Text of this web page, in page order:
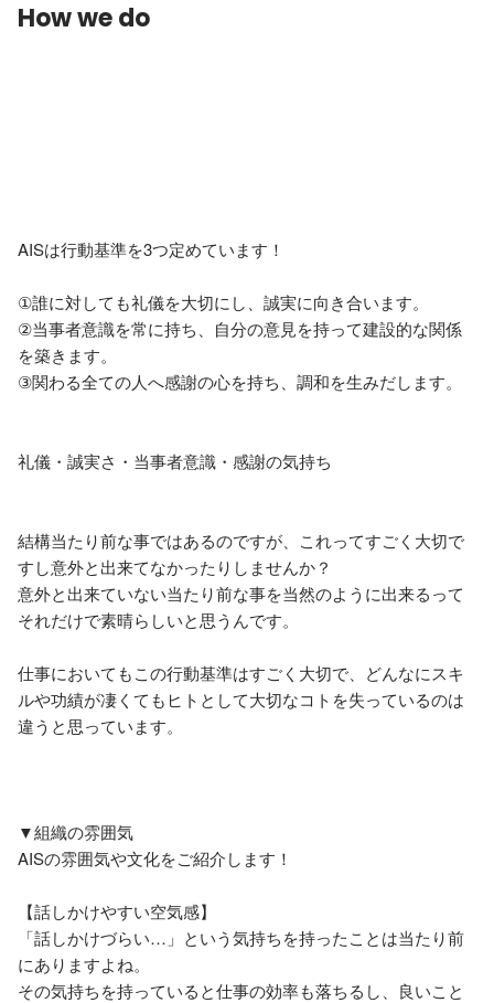
How we do
AISは行動基準を3つ定めています！
①誰に対しても礼儀を大切にし、誠実に向き合います。
②当事者意識を常に持ち、自分の意見を持って建設的な関係
を築きます。
③関わる全ての人へ感謝の心を持ち、調和を生みだします。
礼儀・誠実さ・当事者意識・感謝の気持ち
結構当たり前な事ではあるのですが、これってすごく大切で
すし意外と出来てなかったりしませんか？
意外と出来ていない当たり前な事を当然のように出来るって
それだけで素晴らしいと思うんです。
仕事においてもこの行動基準はすごく大切で、どんなにスキ
ルや功績が凄くてもヒトとして大切なコトを失っているのは
違うと思っています。
▼組織の雰囲気
AISの雰囲気や文化をご紹介します！
【話しかけやすい空気感】
「話しかけづらい…」という気持ちを持ったことは当たり前
にありますよね。
その気持ちを持っていると仕事の効率も落ちるし、良いこと